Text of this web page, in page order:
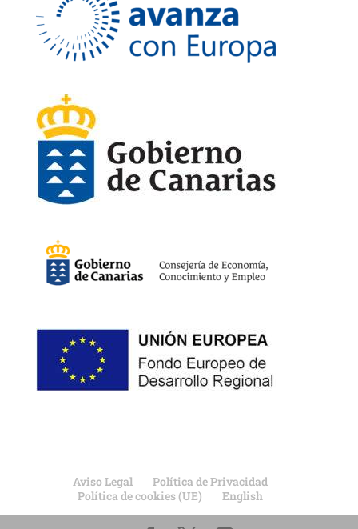
Aviso Legal
Política de Privacidad
Política de cookies (UE)
English